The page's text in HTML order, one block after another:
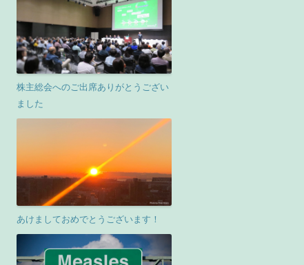
株主総会へのご出席ありがとうござい
ました
あけましておめでとうございます！